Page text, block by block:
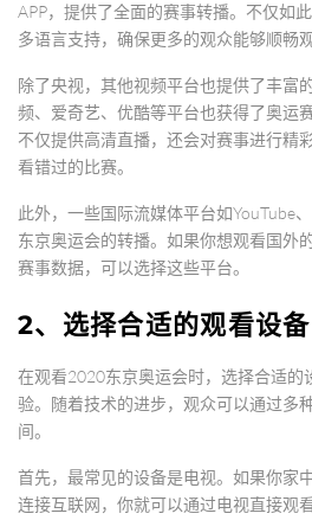
APP，提供了全面的赛事转播。不仅如
多语言支持，确保更多的观众能够顺畅观
除了央视，其他视频平台也提供了丰富
频、爱奇艺、优酷等平台也获得了奥运
不仅提供高清直播，还会对赛事进行精
看错过的比赛。
此外，一些国际流媒体平台如YouTube
东京奥运会的转播。如果你想观看国外
赛事数据，可以选择这些平台。
2、选择合适的观看设备
在观看2020东京奥运会时，选择合适的
验。随着技术的进步，观众可以通过多
间。
首先，最常见的设备是电视。如果你家
连接互联网，你就可以通过电视直接观